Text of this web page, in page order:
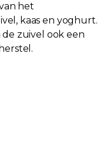
het
kaas en yoghurt.
de zuivel ook een